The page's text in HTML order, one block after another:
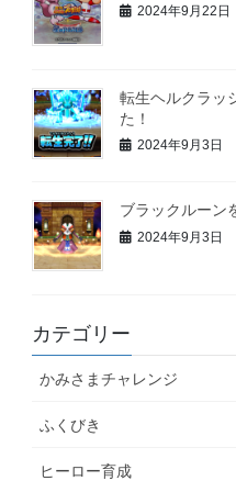
2024年9月22日
転生ヘルクラッ
た！
2024年9月3日
ブラックルーン
2024年9月3日
カテゴリー
かみさまチャレンジ
ふくびき
ヒーロー育成